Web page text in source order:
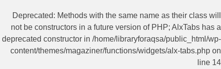
Deprecated: Methods with the same name as their class will
not be constructors in a future version of PHP; AlxTabs has a
deprecated constructor in /home/libraryforaqsa/public_html/wp-
content/themes/magaziner/functions/widgets/alx-tabs.php on
line 14